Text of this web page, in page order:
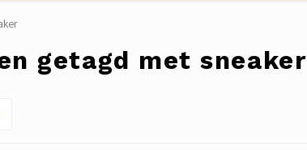
getagd met sneaker